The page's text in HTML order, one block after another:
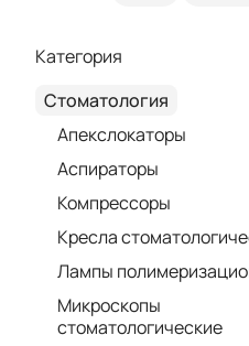
Категория
Стоматология
Апекслокаторы
Аспираторы
Компрессоры
Кресла
Лампы
Микроскопы
стоматологические